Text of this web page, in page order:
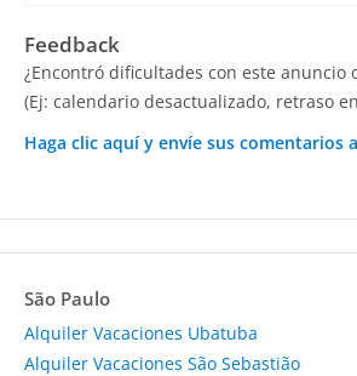
Feedback
¿Encontró dificultades con este anuncio
(Ej: calendario desactualizado, retraso
Haga clic aquí y envíe sus comentarios
São Paulo
Alquiler Vacaciones Ubatuba
Alquiler Vacaciones São Sebastião